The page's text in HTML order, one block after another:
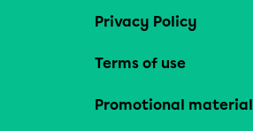
Privacy Policy
Terms of use
Promotional material